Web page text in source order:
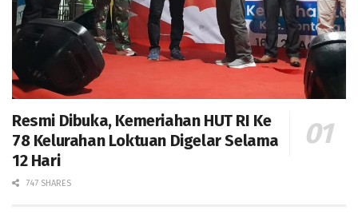
Resmi Dibuka, Kemeriahan HUT RI Ke
78 Kelurahan Loktuan Digelar Selama
12 Hari
747 SHARES